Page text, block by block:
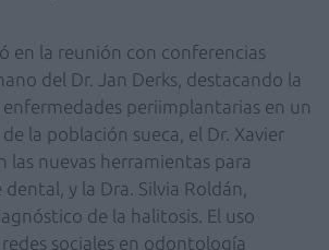
en la reunión con conferencias
del Dr. Jan Derks, destacando la
enfermedades periimplantarias en un
la población sueca, el Dr. Xavier
las nuevas herramientas para
y la Dra. Silvia Roldán,
de la halitosis. El uso
sociales en odontología